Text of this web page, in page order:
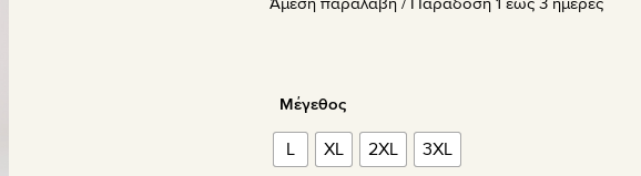
was:
τιμή
Μέγεθος
L XL 2XL 3XL